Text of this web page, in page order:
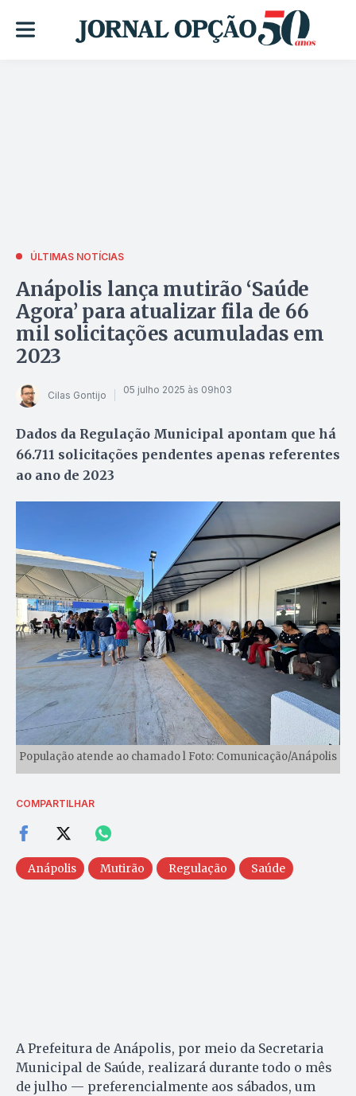
ÚLTIMAS NOTÍCIAS
Anápolis lança mutirão ‘Saúde
Agora’ para atualizar fila de 66
mil solicitações acumuladas em
2023
Cilas Gontijo 05 julho 2025 às 09h03
Dados da Regulação Municipal apontam que há
66.711 solicitações pendentes apenas referentes
ao ano de 2023
População atende ao chamado l Foto: Comunicação/Anápolis
COMPARTILHAR
Anápolis Mutirão Regulação Saúde
A Prefeitura de Anápolis, por meio da Secretaria
Municipal de Saúde, realizará durante todo o mês
de julho — preferencialmente aos sábados, um